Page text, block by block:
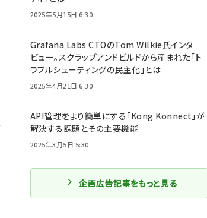
2025年5月15日 6:30
Grafana Labs CTOのTom Wilkie氏インタ
ビュー。スクラップアンドビルドから産まれた「ト
ラブルシューティングの民主化」とは
2025年4月21日 6:30
API管理をより簡単にする「Kong Konnect」が
解決する課題とその主要機能
2025年3月5日 5:30
企画広告記事をもっと見る